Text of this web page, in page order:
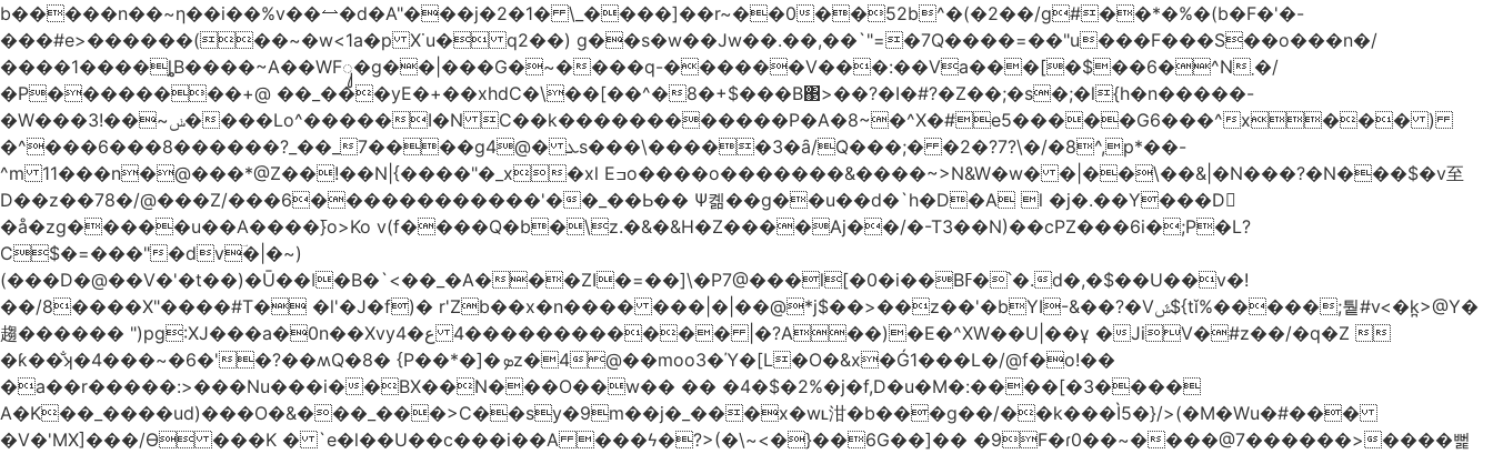
b�����n��~ƞ��i��%v��⥎�d�A"���j�2�1� \_����]��r~��0��52b^�(�2��/g#��*�%�(b�F�'�-
���#e>������(��~�w<1a�p X˙u� q2��) g��s�w��Jw��.��,��`"=�7Q����=��"u���F���S��o���n�/
����1����ȴB����~A��WFᬸ�g��|���G�~����q-������V���:��Va���[�$��6�^N܂�/
�Р��������+@ ��_���yE�+��xhdC�\��[��^�8�+$���B΃>��?�I�#?�Z��;�s�;�l{h�n�����-
�W���ݭ~��!3����Lo^�����I�N C��k������������P�A�8~�^X�#e5�����G6���^x��� )
�^���6���8������?_��_7����g4@� ܥs���\�����3�ȃ/Q���;� �2�?7?\�/�8^,p*��-
^m 11���n�@���*@Z��!��N|{����"�_x�xl Eߏo����o�������&����~>N&W�w� �|��\��&|�N���?�N���$�v至
D��z��78�/@���Z/���6������������'��_��Ь�� Ѱ콂��g��u��d�`h�D�A l �j�.��Y���D
�å�zg�����u��A����߫}o>Ko v(f����Q�b�\z.�&�&H�Z����Aj��/�-T3��N)��cPZ���6i�;P�L?
C$�=���"�dvؔ�|�~)
(���D�@��V�'�t��)�Ū��ǀ�B�`<��_�A���Zӏ�=��]\�P7@���l[�0�i��Bߓ�՝�.d�,�$��U��v�!
��/8����X"����#T� �l'�J�f)� r'Zb��x�n���� ���|�|��@*j$��>��z��'�bYI-&��?�Vݜ${tǐ%�����;퉡#v<�k̪>@Y�
趨������ ")pg:XJ���a�0n��Xvyع�4 ���4��������� |�?A��)�E�^XW��U|��ұ �JiV�#z��/�q�Z
�ƙ��̐ʞ�4���~�6�'�?��ʍQ�8� {P��*�]�ܤz�4@��moo3�Ύ�[L�O�&x�Ǵ1���L�/@f�o!��
�a��r�����:>���Nu���i��BX��N���O��w�� �� �4�$�2%�j�f,D�u�M�:����[�3����
A�K��_����ud)���O�&���_���>C��sy�9m��j�_���x�wʟ泔�b���g��/��k���Ì5�}/>(�M�Wu�#���
�V�'MX]���/Ѳ ���K � `e�l��U��c���i��A ���ϟ�?>(�\~<�}��6G��]�� �9F�ɾ0��~����@7������>����뻝